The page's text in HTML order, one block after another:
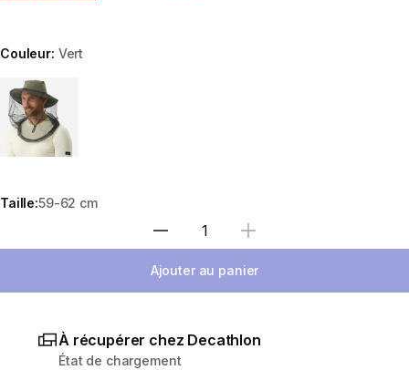
Couleur: Vert
Choose a variant
Taille:59-62 cm
Sélectionnez la quantité
Ajouter au panier
À récupérer chez Decathlon
État de chargement